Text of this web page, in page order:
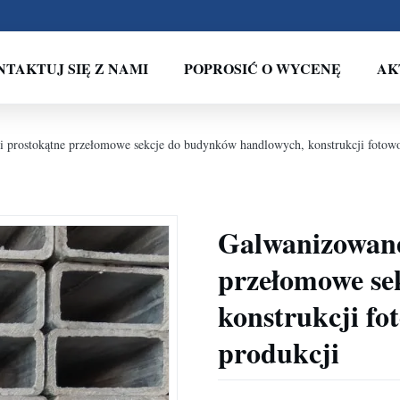
SIĘ Z NAMI POPROSIĆ O WYCENĘ
prostokątne przełomowe sekcje do budynków handlowych, konstrukcji
przełomowe
konstrukcji
produkcji